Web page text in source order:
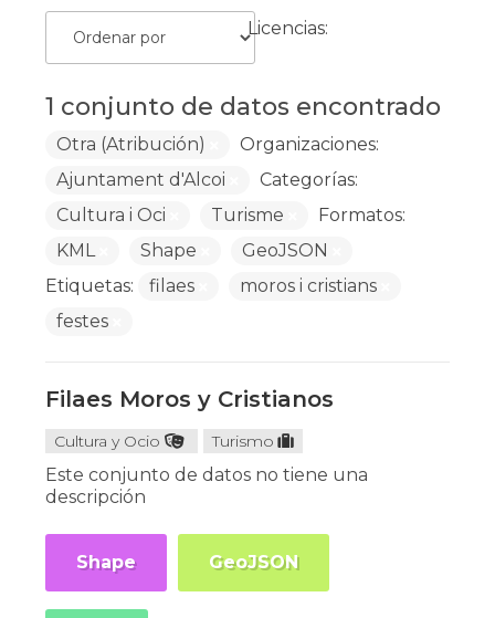
1 conjunto de datos encontrado
Licencias:
Otra (Atribución)
Organizaciones:
Ajuntament d'Alcoi
Categorías:
Cultura i Oci
Turisme
Formatos:
KML
Shape
GeoJSON
Etiquetas:
filaes
moros i cristians
festes
Filaes Moros y Cristianos
Cultura y Ocio Turismo
Este conjunto de datos no tiene una
descripción
Shape GeoJSON